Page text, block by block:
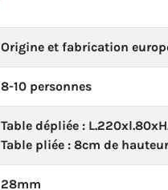
Origine et fabrication
8-10 personnes
Table dépliée :
Table pliée : 8cm de hauteur
28mm